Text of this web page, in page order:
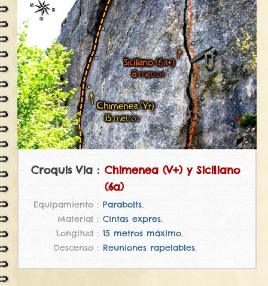
Chimenea (V+) y Siciliano
(6a)
Parabolts.
Cintas expres.
15 metros máximo.
Reuniones rapelables.